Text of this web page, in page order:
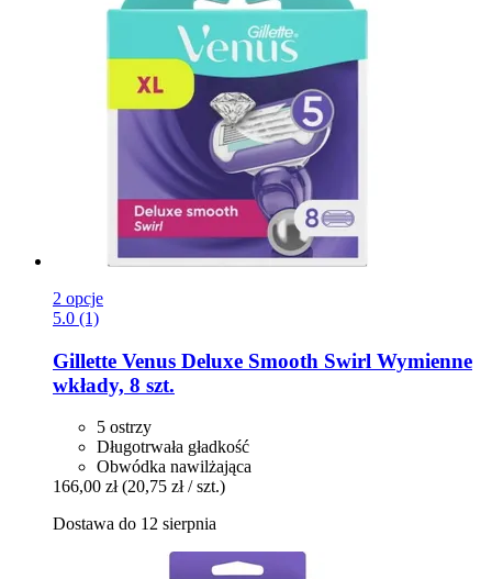
2 opcje
5.0 (1)
Gillette Venus Deluxe Smooth Swirl Wymienne
wkłady, 8 szt.
5 ostrzy
Długotrwała gładkość
Obwódka nawilżająca
166,00 zł (20,75 zł / szt.)
Dostawa do 12 sierpnia